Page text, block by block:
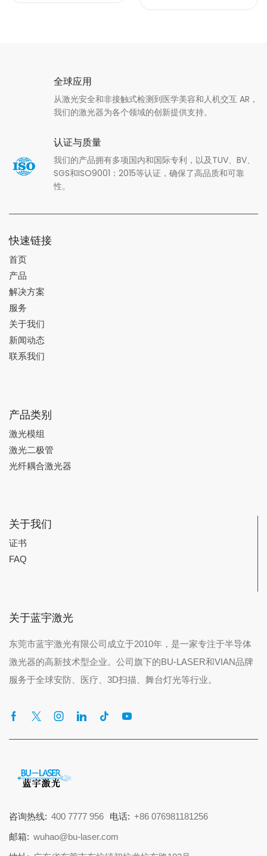
全球应用
从激光安全和非接触式检测到医学美容和人机交互 AR，
我们的激光器为各个领域的创新提供支持。
认证与质量
我们的产品拥有多项国内和国际专利，以及TUV、BV、
SGS和ISO9001：2015等认证，确保了高品质和可靠
性。
快速链接
首页
产品
解决方案
服务
关于我们
新闻动态
联系我们
产品类别
激光模组
激光二极管
光纤耦合激光器
关于我们
证书
FAQ
关于蓝宇激光
东莞市蓝宇激光有限公司成立于2010年，是一家专注于半导体
激光器的高新技术型企业。公司旗下的BU-LASER和VIAN品牌
服务于全球安防、医疗、3D扫描、舞台灯光等行业。
咨询热线: 400 7777 956 电话: +86 076981181256
邮箱: wuhao@bu-laser.com